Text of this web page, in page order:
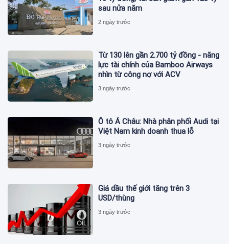
sau nửa năm
2 ngày trước
Từ 130 lên gần 2.700 tỷ đồng - năng
lực tài chính của Bamboo Airways
nhìn từ công nợ với ACV
3 ngày trước
Ô tô Á Châu: Nhà phân phối Audi tại
Việt Nam kinh doanh thua lỗ
3 ngày trước
Giá dầu thế giới tăng trên 3
USD/thùng
3 ngày trước